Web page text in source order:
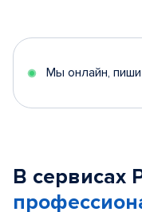
Мы онлайн,
В сервисах